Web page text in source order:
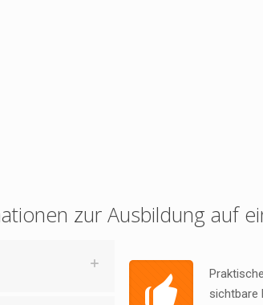
zur Ausbildung auf
sichtbare